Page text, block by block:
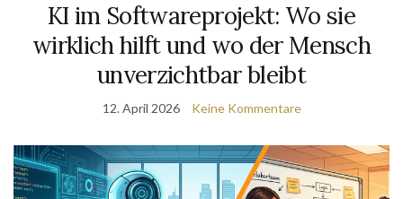
KI im Softwareprojekt: Wo sie
wirklich hilft und wo der Mensch
unverzichtbar bleibt
12. April 2026 Keine Kommentare